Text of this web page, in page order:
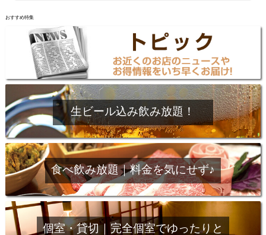
おすすめ特集
生ビール込み飲み放題！
食べ飲み放題｜料金を気にせず♪
個室・貸切｜完全個室でゆったりと